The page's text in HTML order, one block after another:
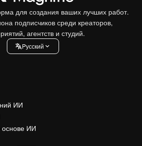
для создания ваших лучших работ.
подписчиков среди креаторов,
агентств и студий.
Pусский
ИИ
основе ИИ